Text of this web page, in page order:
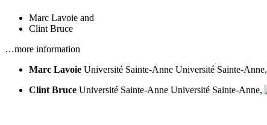
Marc Lavoie and
Clint Bruce
…more information
Marc Lavoie Université Sainte-Anne Université Sainte-Anne,
Clint Bruce Université Sainte-Anne Université Sainte-Anne,